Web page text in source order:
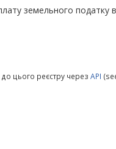
земельного
цього реєстру через API